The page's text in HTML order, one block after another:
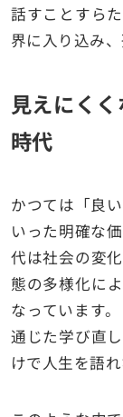
話すことすら
界に入り込み
見えにく
時代
かつては「良
いった明確な
代は社会の変
態の多様化に
なっています
通じた学び直
けで人生を語